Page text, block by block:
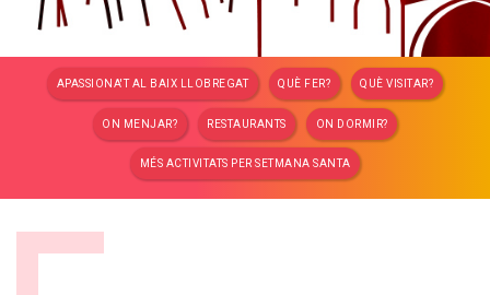
APASSIONA'T AL BAIX LLOBREGAT QUÈ FER? QUÈ VISITAR?
ON MENJAR? RESTAURANTS ON DORMIR?
MÉS ACTIVITATS PER SETMANA SANTA